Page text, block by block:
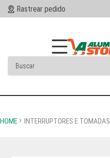
Rastrear pedido
HOME INTERRUPTORES E TOMADAS